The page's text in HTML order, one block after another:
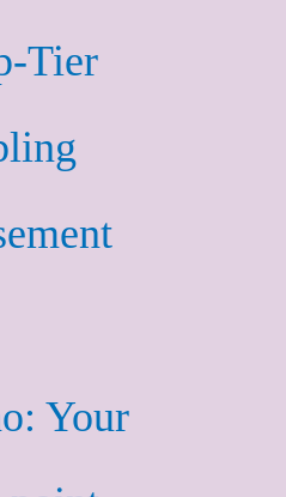
Tier
Your